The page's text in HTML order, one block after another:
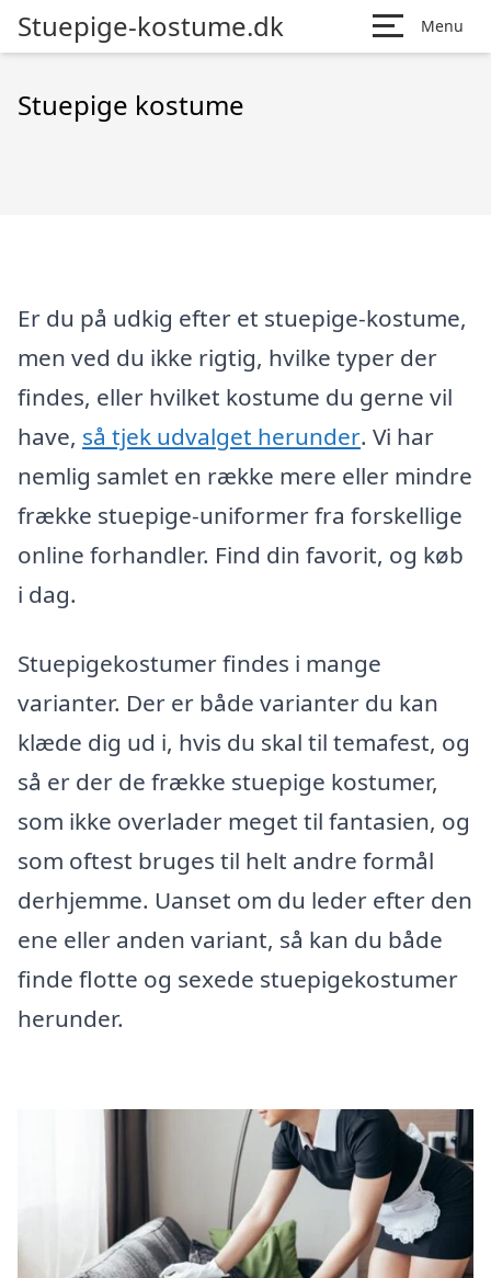
Stuepige-kostume.dk Menu
Stuepige kostume
Er du på udkig efter et stuepige-kostume,
men ved du ikke rigtig, hvilke typer der
findes, eller hvilket kostume du gerne vil
have, så tjek udvalget herunder. Vi har
nemlig samlet en række mere eller mindre
frække stuepige-uniformer fra forskellige
online forhandler. Find din favorit, og køb
i dag.
Stuepigekostumer findes i mange
varianter. Der er både varianter du kan
klæde dig ud i, hvis du skal til temafest, og
så er der de frække stuepige kostumer,
som ikke overlader meget til fantasien, og
som oftest bruges til helt andre formål
derhjemme. Uanset om du leder efter den
ene eller anden variant, så kan du både
finde flotte og sexede stuepigekostumer
herunder.